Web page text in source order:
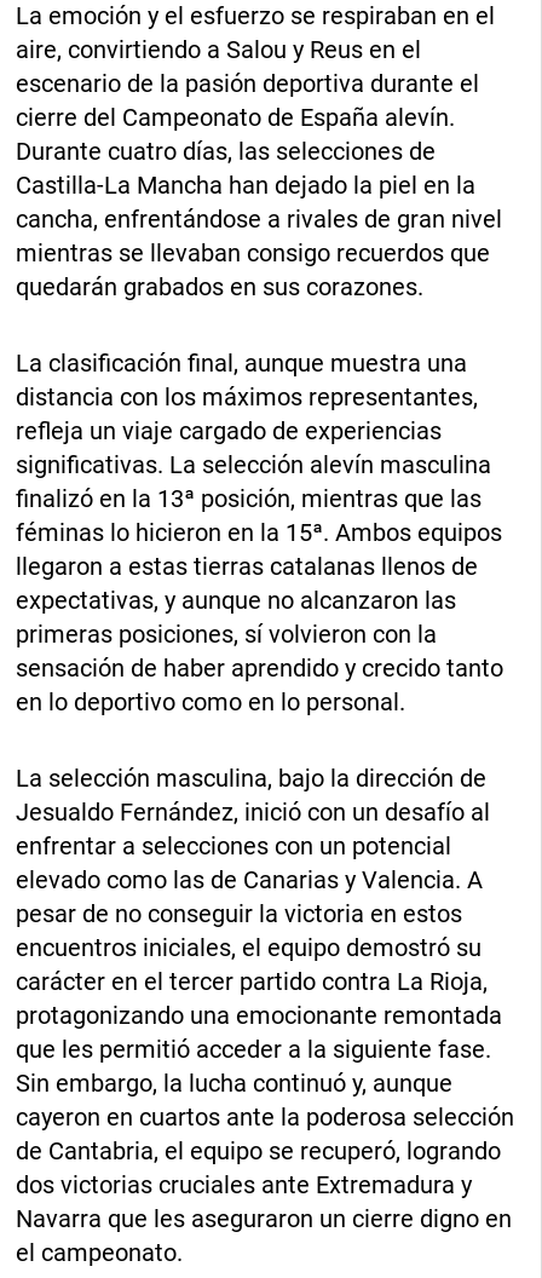
La emoción y el esfuerzo se respiraban en el
aire, convirtiendo a Salou y Reus en el
escenario de la pasión deportiva durante el
cierre del Campeonato de España alevín.
Durante cuatro días, las selecciones de
Castilla-La Mancha han dejado la piel en la
cancha, enfrentándose a rivales de gran nivel
mientras se llevaban consigo recuerdos que
quedarán grabados en sus corazones.
La clasificación final, aunque muestra una
distancia con los máximos representantes,
refleja un viaje cargado de experiencias
significativas. La selección alevín masculina
finalizó en la 13ª posición, mientras que las
féminas lo hicieron en la 15ª. Ambos equipos
llegaron a estas tierras catalanas llenos de
expectativas, y aunque no alcanzaron las
primeras posiciones, sí volvieron con la
sensación de haber aprendido y crecido tanto
en lo deportivo como en lo personal.
La selección masculina, bajo la dirección de
Jesualdo Fernández, inició con un desafío al
enfrentar a selecciones con un potencial
elevado como las de Canarias y Valencia. A
pesar de no conseguir la victoria en estos
encuentros iniciales, el equipo demostró su
carácter en el tercer partido contra La Rioja,
protagonizando una emocionante remontada
que les permitió acceder a la siguiente fase.
Sin embargo, la lucha continuó y, aunque
cayeron en cuartos ante la poderosa selección
de Cantabria, el equipo se recuperó, logrando
dos victorias cruciales ante Extremadura y
Navarra que les aseguraron un cierre digno en
el campeonato.